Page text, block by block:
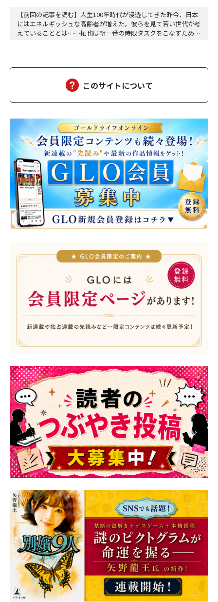
【前回の記事を読む】人生100年時代が浸透してきた昨今、日本
にはエネルギッシュな高齢者が増えた。彼らを見て若い世代が考
えていることとは……拓也は朝一番の時限タスクをこなすために
と浸かることができる。このままオフィスには誰も現…
このサイトについて